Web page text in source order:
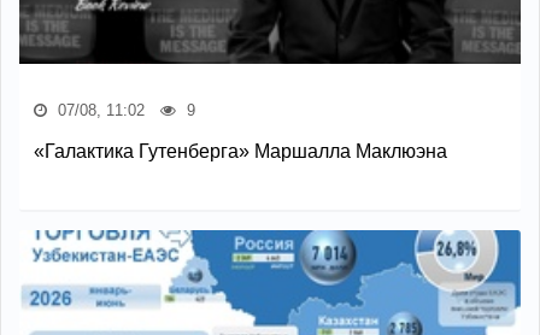
07/08, 11:02 9
«Галактика Гутенберга» Маршалла Маклюэна